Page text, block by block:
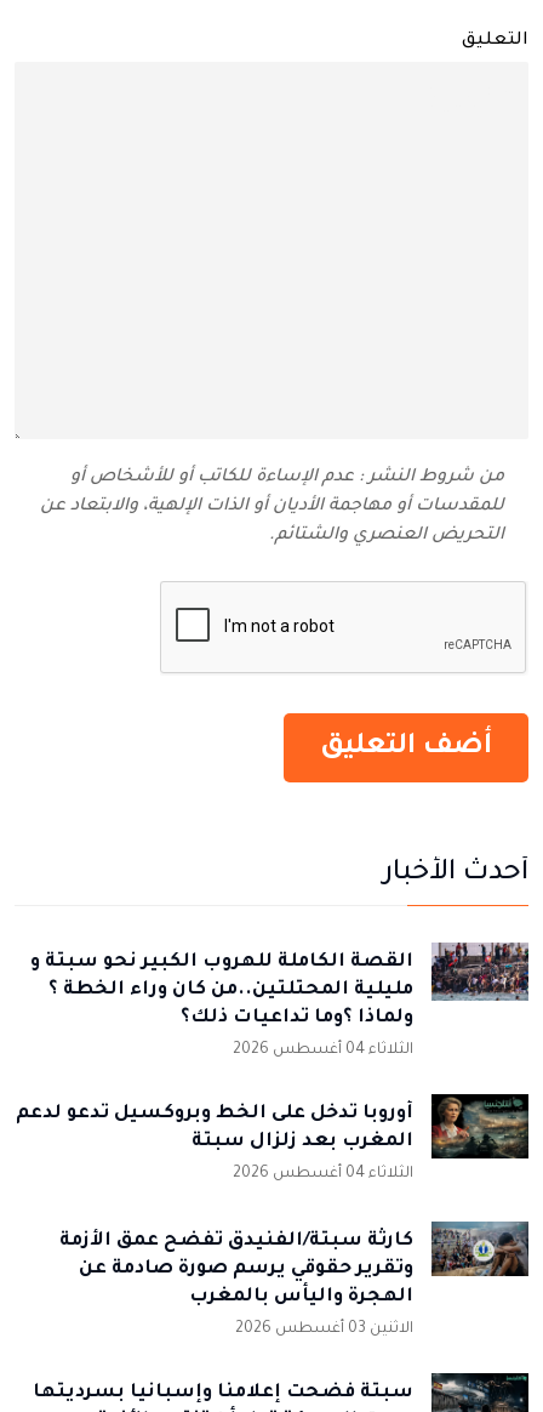
التعليق
من شروط النشر : عدم الإساءة للكاتب أو للأشخاص أو
للمقدسات أو مهاجمة الأديان أو الذات الإلهية، والابتعاد عن
التحريض العنصري والشتائم‬.
أحدث الأخبار
القصة الكاملة للهروب الكبير نحو سبتة و
مليلية المحتلتين..من كان وراء الخطة ؟
ولماذا ؟وما تداعيات ذلك؟
الثلاثاء 04 أغسطس 2026
أوروبا تدخل على الخط وبروكسيل تدعو لدعم
المغرب بعد زلزال سبتة
الثلاثاء 04 أغسطس 2026
كارثة سبتة/الفنيدق تفضح عمق الأزمة
وتقرير حقوقي يرسم صورة صادمة عن
الهجرة واليأس بالمغرب
الاثنين 03 أغسطس 2026
سبتة فضحت إعلامنا وإسبانيا بسرديتها